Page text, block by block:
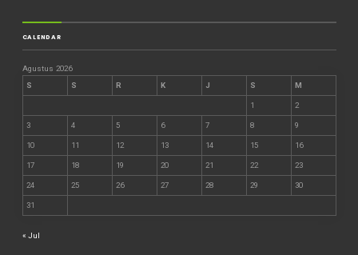
CALENDAR
Agustus 2026
S
S R K J S M
1 2
3 4 5 6 7 8 9
10 11 12 13 14 15 16
17 18 19 20 21 22 23
24 25 26 27 28 29 30
31
« Jul